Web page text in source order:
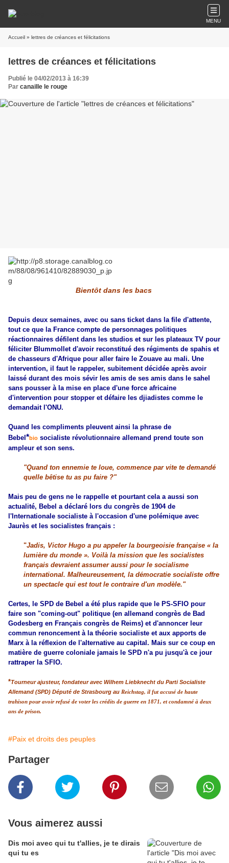
MENU
Accueil » lettres de créances et félicitations
lettres de créances et félicitations
Publié le 04/02/2013 à 16:39
Par canaille le rouge
Bientôt dans les bacs
Depuis deux semaines, avec ou sans ticket dans la file d'attente,
tout ce que la France compte de personnages politiques
réactionnaires défilent dans les studios et sur les plateaux TV pour
féliciter Blummollet d'avoir reconstitué des régiments de spahis et
de chasseurs d'Afrique pour aller faire le Zouave au mali. Une
intervention, il faut le rappeler, subitement décidée après avoir
laissé durant des mois sévir les amis de ses amis dans le sahel
sans pousser à la mise en place d'une force africaine
d'intervention pour stopper et défaire les djiadistes comme le
demandait l'ONU.
Quand les compliments pleuvent ainsi la phrase de
Bebel *bio socialiste révolutionnaire allemand prend toute son
ampleur et son sens.
"Quand ton ennemie te loue, commence par vite te demandé
quelle bêtise tu as pu faire ?"
Mais peu de gens ne le rappelle et pourtant cela a aussi son
actualité, Bebel a déclaré lors du congrès de 1904 de
l'Internationale socialiste à l'occasion d'une polémique avec
Jaurès et les socialistes français :
"Jadis, Victor Hugo a pu appeler la bourgeoisie française « la
lumière du monde ». Voilà la mission que les socialistes
français devraient assumer aussi pour le socialisme
international. Malheureusement, la démocratie socialiste offre
un spectacle qui est tout le contraire d'un modèle."
Certes, le SPD de Bebel a été plus rapide que le PS-SFIO pour
faire son "coming-out" politique (en allemand congrès de Bad
Godesberg en Français congrès de Reims) et d'annoncer leur
commun renoncement à la théorie socialiste et aux apports de
Marx à la réflexion de l'alternative au capital. Mais sur ce coup en
matière de guerre coloniale jamais le SPD n'a pu jusqu'à ce jour
rattraper la SFIO.
*Tourneur ajusteur, fondateur avec Wilhem Liebknecht du Parti Socialiste
Allemand (SPD) Député de Strasbourg au Reichstag, il fut accusé de haute
trahison pour avoir refusé de voter les crédits de guerre en 1871, et condamné à deux
ans de prison.
#Paix et droits des peuples
Partager
Vous aimerez aussi
Dis moi avec qui tu t'allies, je te dirais
qui tu es